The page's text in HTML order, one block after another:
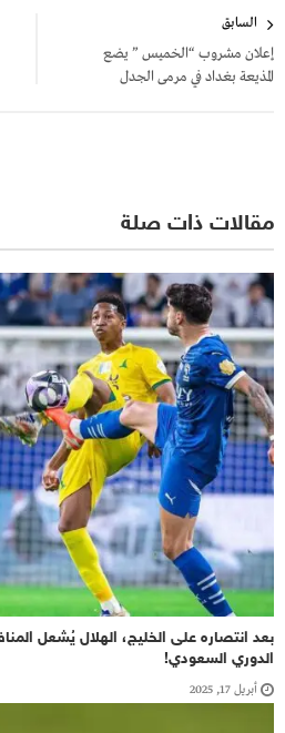
المقالات
السابق
إعلان مشروب “الخميس ” يضع
المذيعة بغداد في مرمى الجدل
مقالات ذات صلة
بعد انتصاره على الخليج، الهلال يُشعل
الدوري السعودي!
أبريل 17, 2025